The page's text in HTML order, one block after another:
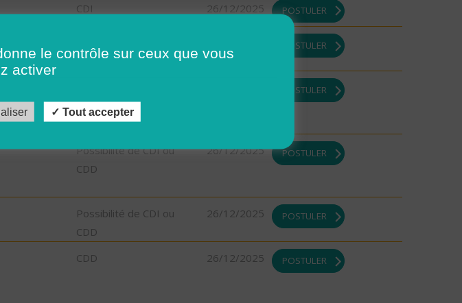
CDI 26/12/2025 POSTULER
POSTULER
CDD
POSTULER
Possibilité de CDI ou
CDD
26/12/2025 POSTULER
Possibilité de CDI ou
CDD
26/12/2025 POSTULER
CDD 26/12/2025 POSTULER
le contrôle sur ceux que vous
activer
Tout accepter